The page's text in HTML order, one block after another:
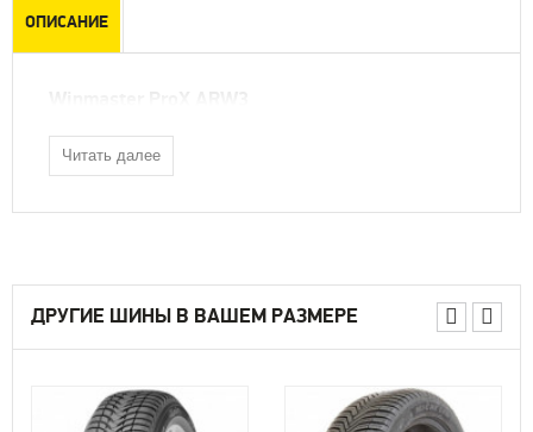
ОПИСАНИЕ
Читать далее
ДРУГИЕ ШИНЫ В ВАШЕМ РАЗМЕРЕ